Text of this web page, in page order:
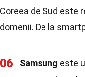
Coreea de Sud este
domenii. De la
06 Samsung este